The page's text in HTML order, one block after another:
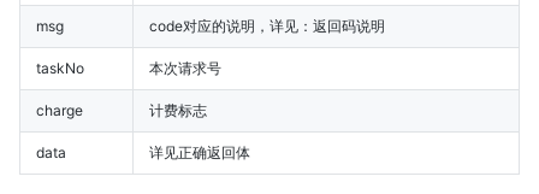
msg code对应的说明，详见：返回码说明
taskNo 本次请求号
charge 计费标志
data 详见正确返回体